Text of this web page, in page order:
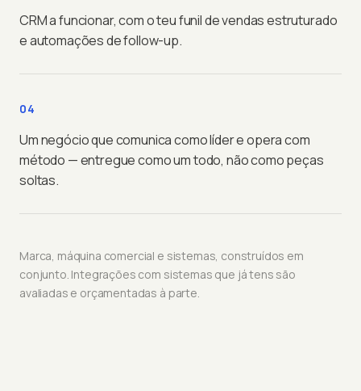
CRM a funcionar, com o teu funil de vendas estruturado
e automações de follow-up.
04
Um negócio que comunica como líder e opera com
método — entregue como um todo, não como peças
soltas.
Marca, máquina comercial e sistemas, construídos em
conjunto. Integrações com sistemas que já tens são
avaliadas e orçamentadas à parte.